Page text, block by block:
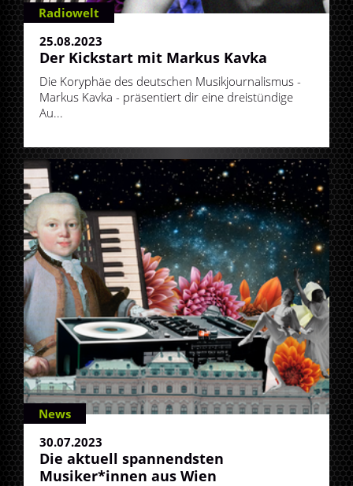
Radiowelt
25.08.2023
Der Kickstart mit Markus Kavka
Die Koryphäe des deutschen Musikjournalismus -
Markus Kavka - präsentiert dir eine dreistündige
Au...
News
30.07.2023
Die aktuell spannendsten
Musiker*innen aus Wien